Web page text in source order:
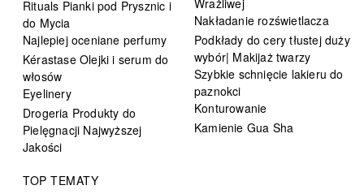
Rituals Pianki pod Prysznic i
do Mycia
Najlepiej oceniane perfumy
Kérastase Olejki i serum do
włosów
Eyelinery
Drogeria Produkty do
Pielęgnacji Najwyższej
Jakości
Nakładanie rozświetlacza
Podkłady do cery tłustej duży
wybór| Makijaż twarzy
Szybkie schnięcie lakieru do
paznokci
Konturowanie
Kamienie Gua Sha
TOP TEMATY